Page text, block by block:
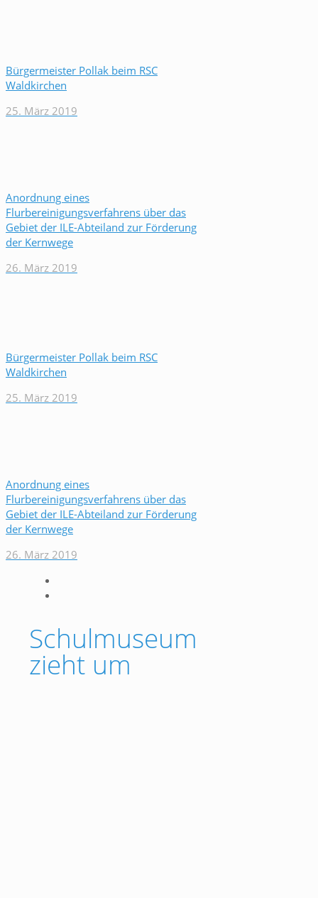
Bürgermeister Pollak beim RSC
Waldkirchen
25. März 2019
Anordnung eines
Flurbereinigungsverfahrens über das
Gebiet der ILE-Abteiland zur Förderung
der Kernwege
26. März 2019
Bürgermeister Pollak beim RSC
Waldkirchen
25. März 2019
Anordnung eines
Flurbereinigungsverfahrens über das
Gebiet der ILE-Abteiland zur Förderung
der Kernwege
26. März 2019
Schulmuseum
zieht um